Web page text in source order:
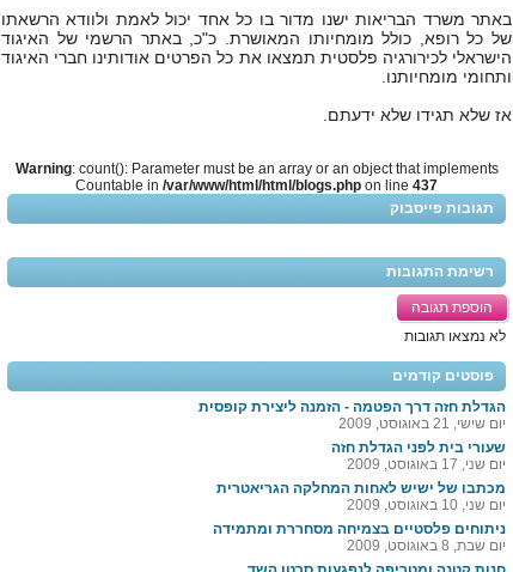
באתר משרד הבריאות ישנו מדור בו כל אחד יכול לאמת ולוודא הרשאתו
של כל רופא, כולל מומחיותו המאושרת. כ"כ, באתר הרשמי של האיגוד
הישראלי לכירורגיה פלסטית תמצאו את כל הפרטים אודותינו חברי האיגוד
ותחומי מומחיותנו.
אז שלא תגידו שלא ידעתם.
Warning: count(): Parameter must be an array or an object that implements
Countable in /var/www/html/html/blogs.php on line 437
תגובות פייסבוק
רשימת התגובות
הוספת תגובה
לא נמצאו תגובות
פוסטים קודמים
הגדלת חזה דרך הפטמה - הזמנה ליצירת קופסית
יום שישי, 21 באוגוסט, 2009
שעורי בית לפני הגדלת חזה
יום שני, 17 באוגוסט, 2009
מכתבו של ישיש לאחות המחלקה הגריאטרית
יום שני, 10 באוגוסט, 2009
ניתוחים פלסטיים בצמיחה מסחררת ומתמידה
יום שבת, 8 באוגוסט, 2009